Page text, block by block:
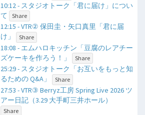
10:12 - スタジオトーク「君に届け」につい
て
Share
12:15 - VTR② 保田圭・矢口真里「君に届
け」
Share
18:08 - エムハロキッチン「豆腐のレアチー
ズケーキを作ろう！」
Share
25:29 - スタジオトーク「お互いをもっと知
るための Q&A」
Share
27:53 - VTR③ Berryz工房 Spring Live 2026 ツ
アー日記（3.29 大手町三井ホール）
Share